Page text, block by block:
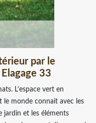
par le
33
L’espace vert en
monde connait avec les
jardin et les éléments